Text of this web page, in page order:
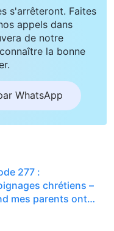
s'arrêteront. Faites
appels dans
de notre
la bonne
WhatsApp
277 :
chrétiens –
mes parents ont